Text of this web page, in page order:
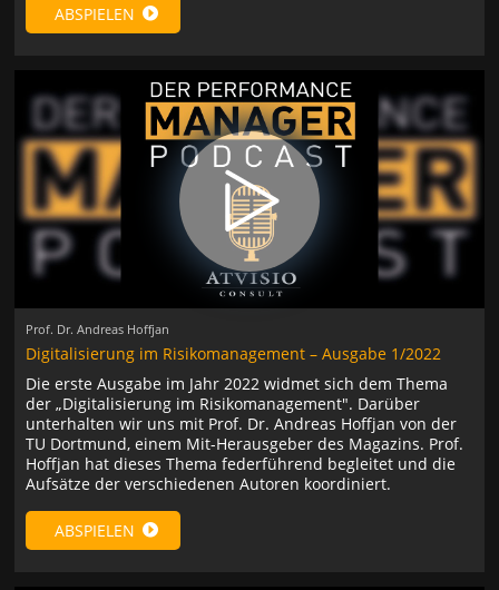
ABSPIELEN
Prof. Dr. Andreas Hoffjan
Digitalisierung im Risikomanagement – Ausgabe 1/2022
Die erste Ausgabe im Jahr 2022 widmet sich dem Thema
der „Digitalisierung im Risikomanagement". Darüber
unterhalten wir uns mit Prof. Dr. Andreas Hoffjan von der
TU Dortmund, einem Mit-Herausgeber des Magazins. Prof.
Hoffjan hat dieses Thema federführend begleitet und die
Aufsätze der verschiedenen Autoren koordiniert.
ABSPIELEN